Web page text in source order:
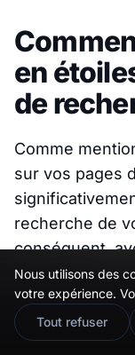
en
de
Comme
sur vos pages
recherche de
conséquent,
Cela conduit à
avec juste un
obtenir avec
Nous utilisons des
votre expérience.
Tout refuser
🇬🇧Would you
View in